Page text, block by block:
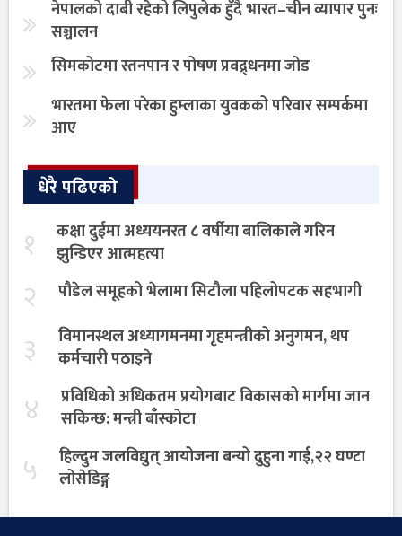
नेपालको दाबी रहेको लिपुलेक हुँदै भारत–चीन व्यापार पुनः
सञ्चालन
सिमकोटमा स्तनपान र पोषण प्रवद्र्धनमा जोड
भारतमा फेला परेका हुम्लाका युवकको परिवार सम्पर्कमा
आए
धेरै पढिएको
१
कक्षा दुईमा अध्ययनरत ८ वर्षीया बालिकाले गरिन
झुन्डिएर आत्महत्या
२ पौडेल समूहको भेलामा सिटौला पहिलोपटक सहभागी
३
विमानस्थल अध्यागमनमा गृहमन्त्रीको अनुगमन, थप
कर्मचारी पठाइने
४
प्रविधिको अधिकतम प्रयोगबाट विकासको मार्गमा जान
सकिन्छ: मन्त्री बाँस्कोटा
५
हिल्दुम जलविद्युत् आयोजना बन्यो दुहुना गाई,२२ घण्टा
लोसेडिङ्ग